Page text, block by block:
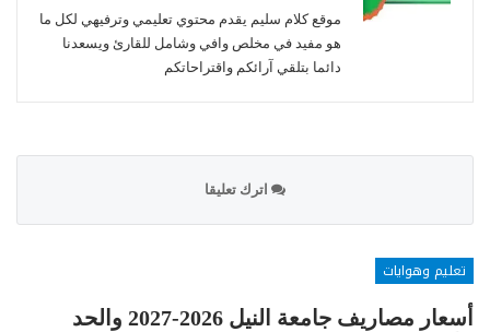
موقع كلام سليم يقدم محتوي تعليمي وترفيهي لكل ما
هو مفيد في مخلص وافي وشامل للقارئ ويسعدنا
دائما بتلقي آرائكم واقتراحاتكم
اترك تعليقا
تعليم وهوايات
أسعار مصاريف جامعة النيل 2026-2027 والحد